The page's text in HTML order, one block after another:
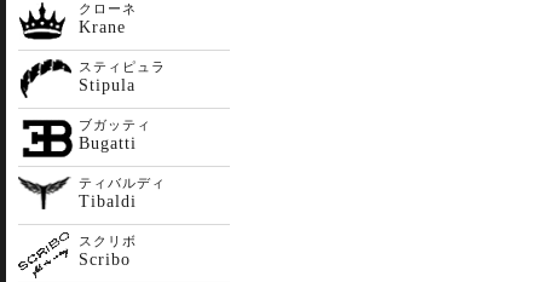
クローネ
Krane
スティピュラ
Stipula
ブガッティ
Bugatti
ティバルディ
Tibaldi
スクリボ
Scribo